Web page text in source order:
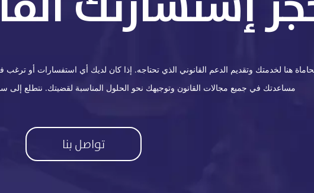
هنا لخدمتك وتقديم الدعم القانوني الذي تحتاجه. إذا كان لديك أي استفسارات أو ترغب
مساعدتك في جميع مجالات القانون وتوجيهك نحو الحلول المناسبة لقضيتك. نتطلع إلى
تواصل بنا